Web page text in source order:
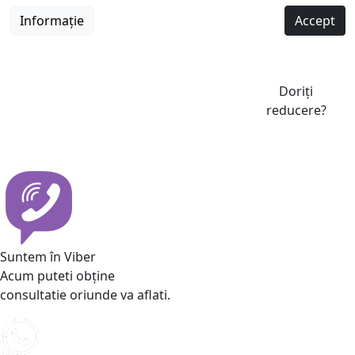
Informație Accept
Doriți
reducere?
Suntem în Viber
Acum puteti obține
consultatie oriunde va aflati.